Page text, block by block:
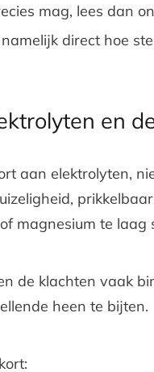
mag, lees dan
direct hoe
en
aan elektrolyten,
magnesium te laag
de klachten vaak
heen te bijten.